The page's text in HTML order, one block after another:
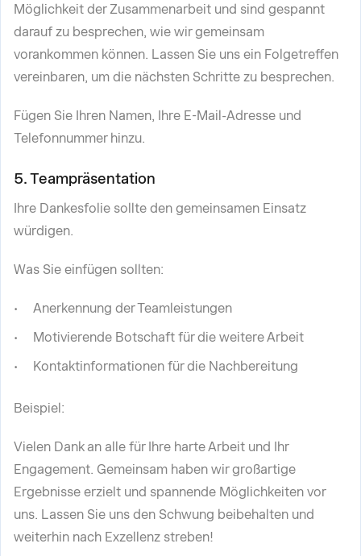
Möglichkeit der Zusammenarbeit und sind gespannt
darauf zu besprechen, wie wir gemeinsam
vorankommen können. Lassen Sie uns ein Folgetreffen
vereinbaren, um die nächsten Schritte zu besprechen.
Fügen Sie Ihren Namen, Ihre E-Mail-Adresse und
Telefonnummer hinzu.
5. Teampräsentation
Ihre Dankesfolie sollte den gemeinsamen Einsatz
würdigen.
Was Sie einfügen sollten:
Anerkennung der Teamleistungen
Motivierende Botschaft für die weitere Arbeit
Kontaktinformationen für die Nachbereitung
Beispiel:
Vielen Dank an alle für Ihre harte Arbeit und Ihr
Engagement. Gemeinsam haben wir großartige
Ergebnisse erzielt und spannende Möglichkeiten vor
uns. Lassen Sie uns den Schwung beibehalten und
weiterhin nach Exzellenz streben!